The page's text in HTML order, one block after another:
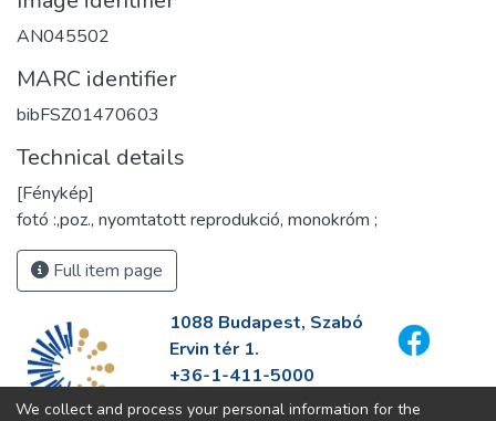
AN045502
MARC identifier
bibFSZ01470603
Technical details
[Fénykép]
fotó :,poz., nyomtatott reprodukció, monokróm ;
Full item page
1088 Budapest, Szabó
Ervin tér 1.
+36-1-411-5000
info@fszek.hu
We collect and process your personal information for the